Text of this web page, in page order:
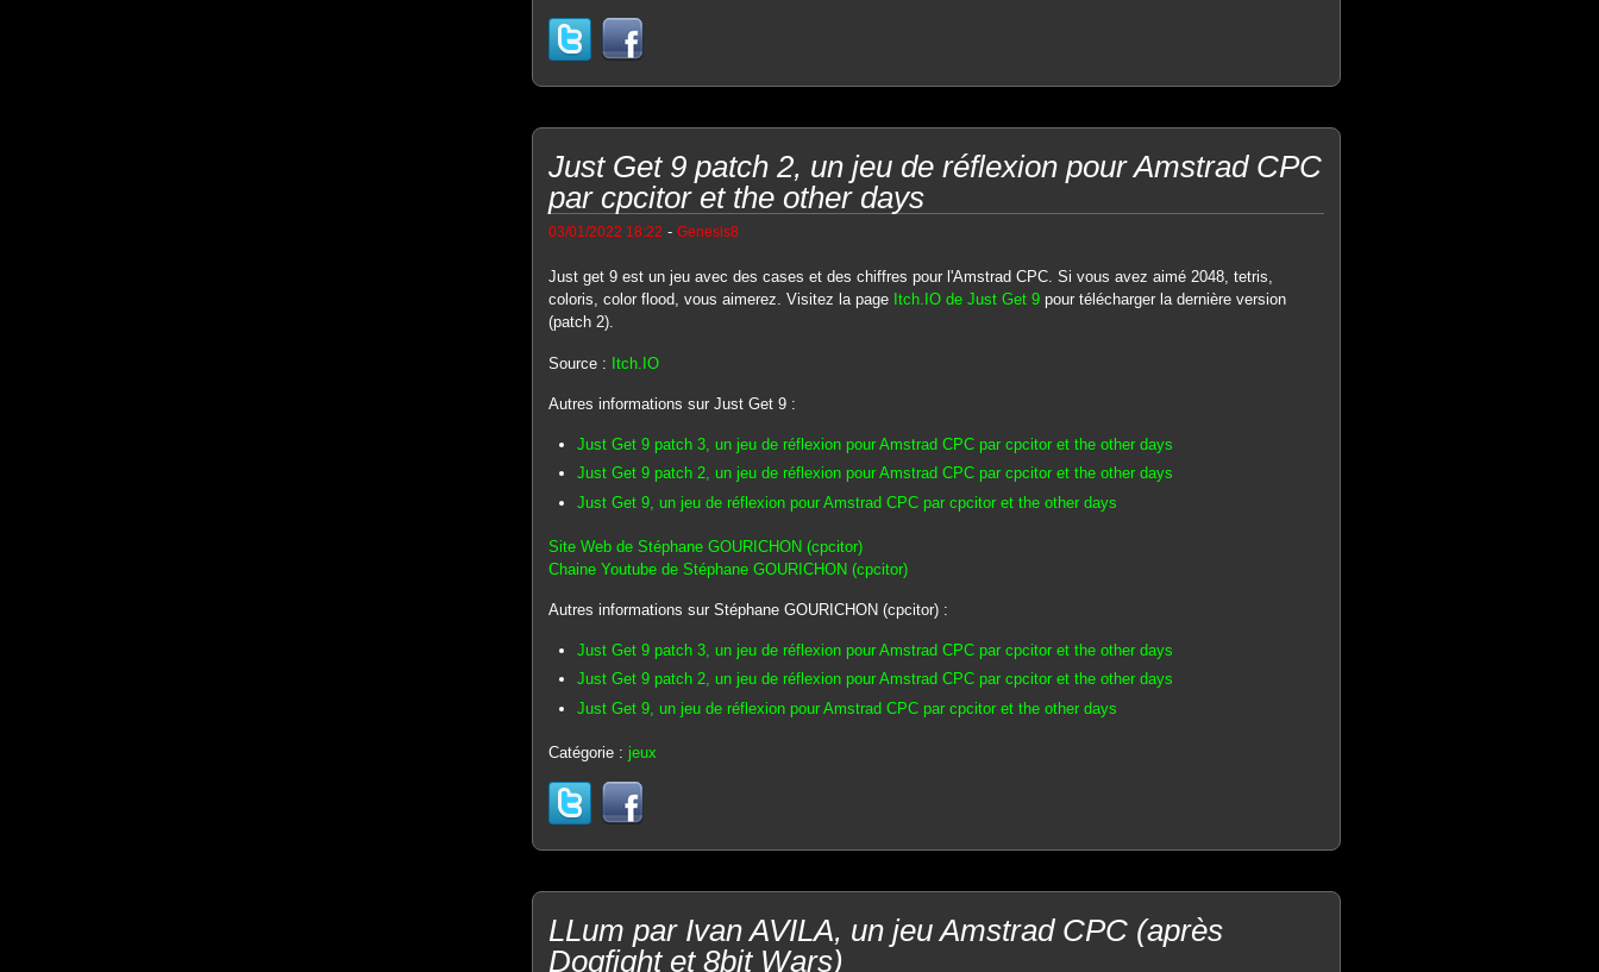
Just Get 9 patch 2, un jeu de réflexion pour Amstrad CPC
par cpcitor et the other days
03/01/2022 18:22 - Genesis8
Just get 9 est un jeu avec des cases et des chiffres pour l'Amstrad CPC. Si vous avez aimé 2048, tetris,
coloris, color flood, vous aimerez. Visitez la page Itch.IO de Just Get 9pour télécharger la dernière version
(patch 2).
Source : Itch.IO
Autres informations sur Just Get 9 :
Just Get 9 patch 3, un jeu de réflexion pour Amstrad CPC par cpcitor et the other days
Just Get 9 patch 2, un jeu de réflexion pour Amstrad CPC par cpcitor et the other days
Just Get 9, un jeu de réflexion pour Amstrad CPC par cpcitor et the other days
Site Web de Stéphane GOURICHON (cpcitor)
Chaine Youtube de Stéphane GOURICHON (cpcitor)
Autres informations sur Stéphane GOURICHON (cpcitor) :
Just Get 9 patch 3, un jeu de réflexion pour Amstrad CPC par cpcitor et the other days
Just Get 9 patch 2, un jeu de réflexion pour Amstrad CPC par cpcitor et the other days
Just Get 9, un jeu de réflexion pour Amstrad CPC par cpcitor et the other days
Catégorie : jeux
LLum par Ivan AVILA, un jeu Amstrad CPC (après
Dogfight et 8bit Wars)